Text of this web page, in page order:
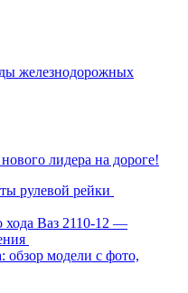
железнодорожных
лидера на дороге!
рулевой рейки
хода Ваз 2110-12 —
обзор модели с фото,